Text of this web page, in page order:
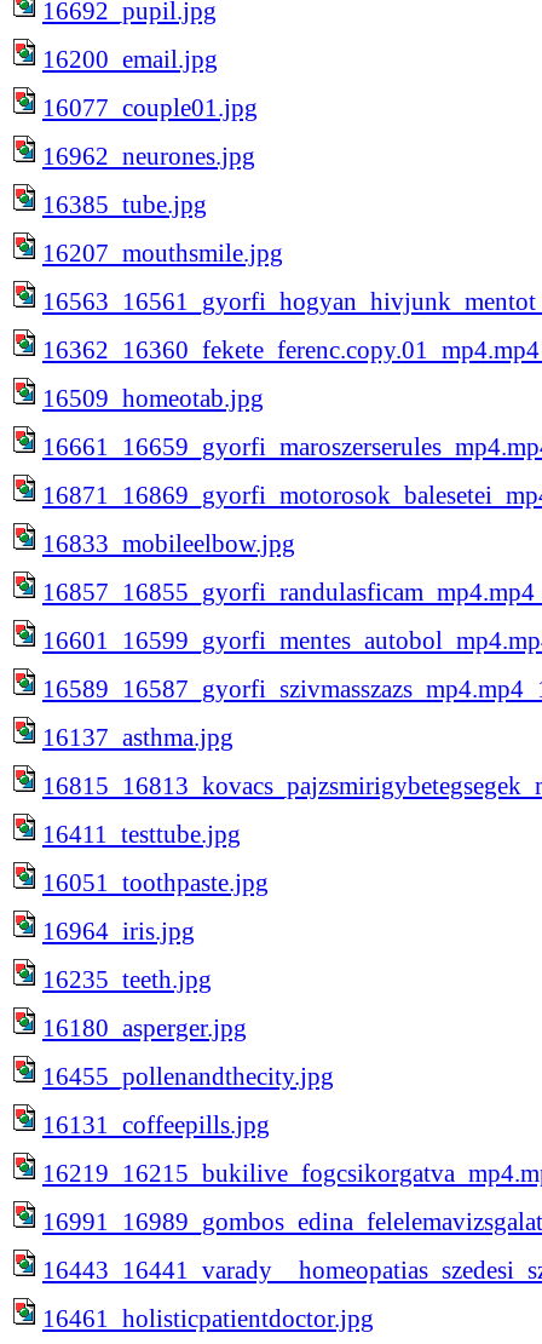
16692_pupil.jpg
16200_email.jpg
16077_couple01.jpg
16962_neurones.jpg
16385_tube.jpg
16207_mouthsmile.jpg
16509_homeotab.jpg
16833_mobileelbow.jpg
16137_asthma.jpg
16411_testtube.jpg
16051_toothpaste.jpg
16964_iris.jpg
16235_teeth.jpg
16180_asperger.jpg
16455_pollenandthecity.jpg
16131_coffeepills.jpg
16461_holisticpatientdoctor.jpg